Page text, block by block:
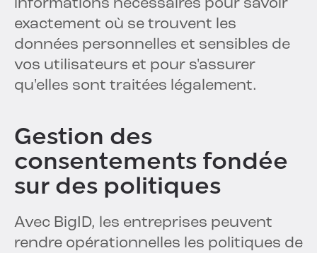
informations nécessaires pour savoir
exactement où se trouvent les
données personnelles et sensibles de
vos utilisateurs et pour s'assurer
qu'elles sont traitées légalement.
Gestion des
consentements fondée
sur des politiques
Avec BigID, les entreprises peuvent
rendre opérationnelles les politiques de